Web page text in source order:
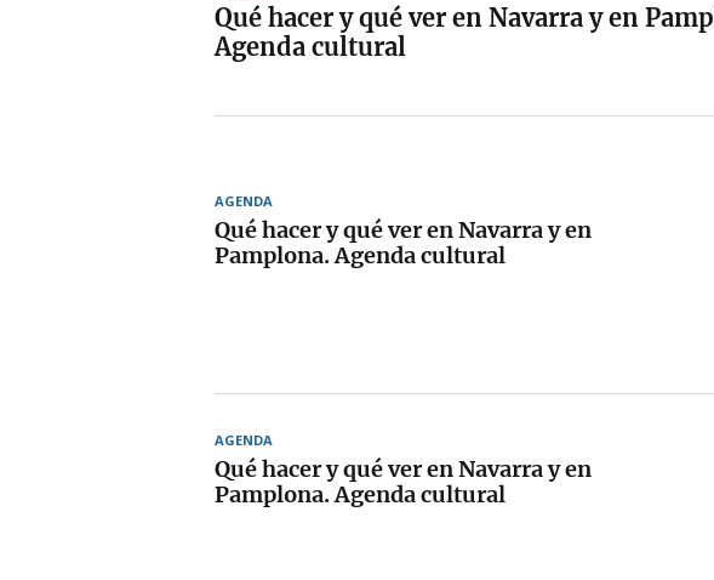
Qué hacer y qué ver en Navarra y en
Agenda cultural
AGENDA
Qué hacer y qué ver en Navarra y en
Pamplona. Agenda cultural
AGENDA
Qué hacer y qué ver en Navarra y en
Pamplona. Agenda cultural